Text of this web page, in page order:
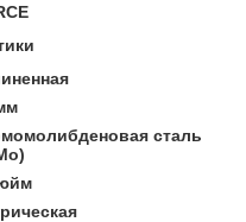
сталь